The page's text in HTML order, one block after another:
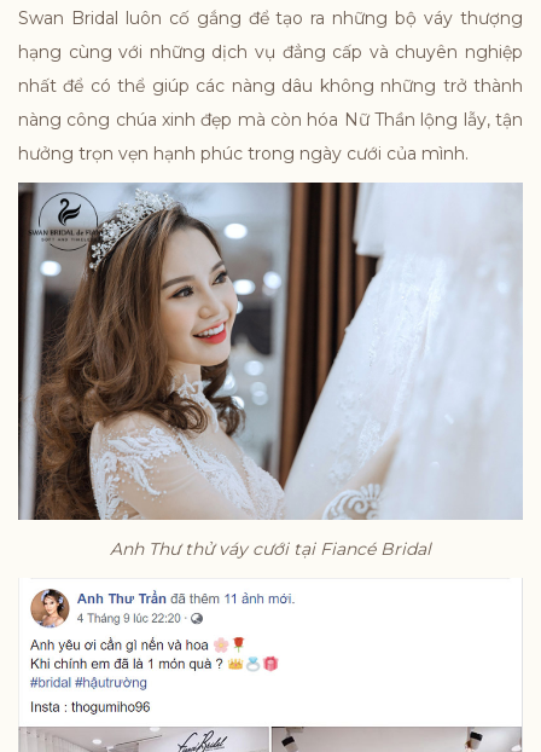
Swan Bridal luôn cố gắng để tạo ra những bộ váy thượng
hạng cùng với những dịch vụ đẳng cấp và chuyên nghiệp
nhất để có thể giúp các nàng dâu không những trở thành
nàng công chúa xinh đẹp mà còn hóa Nữ Thần lộng lẫy, tận
hưởng trọn vẹn hạnh phúc trong ngày cưới của mình.
Anh Thư thử váy cưới tại Fiancé Bridal